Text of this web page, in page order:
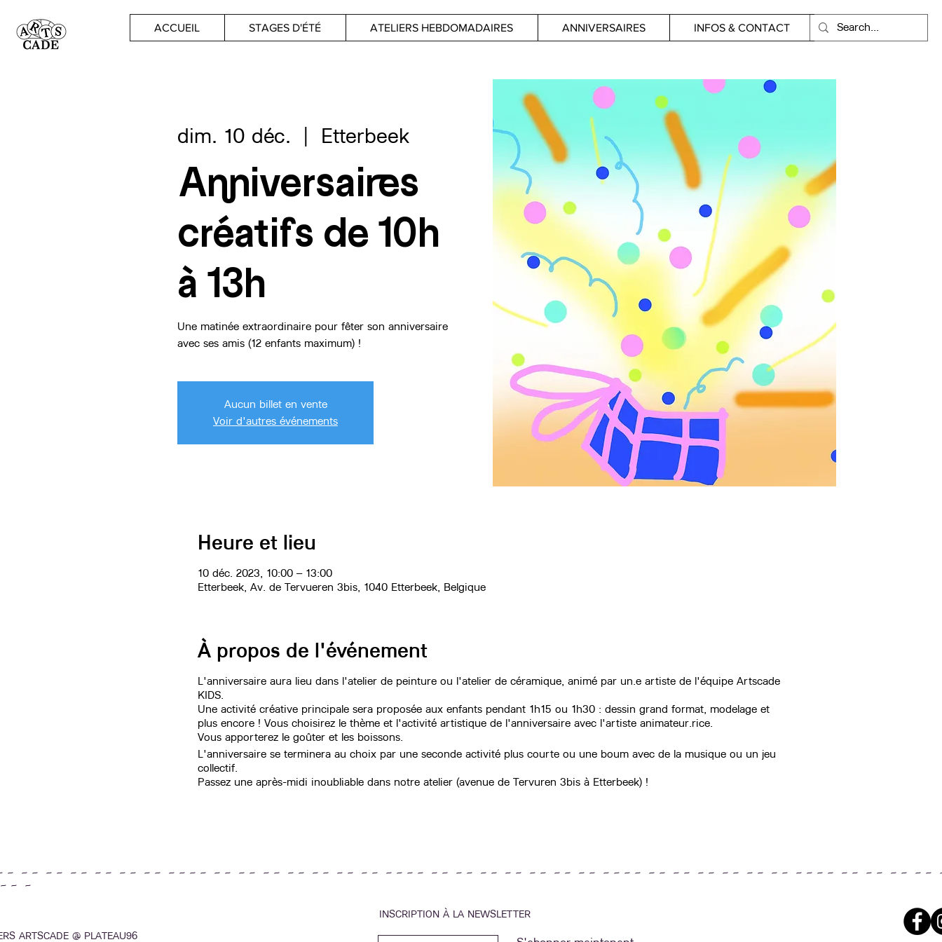
ACCUEIL STAGES D'ÉTÉ ATELIERS HEBDOMADAIRES ANNIVERSAIRES INFOS & CONTACT
dim. 10 déc. Etterbeek
Anniversaires
créatifs de 10h
à 13h
Une matinée extraordinaire pour fêter son anniversaire
avec ses amis (12 enfants maximum) !
Aucun billet en vente
Voir d'autres événements
Heure et lieu
10 déc. 2023, 10:00 – 13:00
Etterbeek, Av. de Tervueren 3bis, 1040 Etterbeek, Belgique
À propos de l'événement
L'anniversaire aura lieu dans l'atelier de peinture ou l'atelier de céramique, animé par un.e artiste de l'équipe Artscade
KIDS.
Une activité créative principale sera proposée aux enfants pendant 1h15 ou 1h30 : dessin grand format, modelage et
plus encore ! Vous choisirez le thème et l'activité artistique de l'anniversaire avec l'artiste animateur.rice.
Vous apporterez le goûter et les boissons.
L'anniversaire se terminera au choix par une seconde activité plus courte ou une boum avec de la musique ou un jeu
collectif.
Passez une après-midi inoubliable dans notre atelier (avenue de Tervuren 3bis à Etterbeek) !
~ ~ ~ ~ ~ ~ ~ ~ ~ ~ ~ ~ ~ ~ ~ ~ ~ ~ ~ ~ ~ ~ ~ ~ ~ ~ ~ ~ ~ ~ ~ ~ ~ ~ ~ ~ ~ ~ ~ ~ ~ ~ ~ ~ ~ ~ ~ ~ ~ ~ ~ ~ ~ ~ ~ ~ ~ ~ ~ ~ ~ ~ ~ ~ ~ ~ ~ ~ ~ ~ ~ ~ ~ ~ ~ ~ ~
~ ~
ARTSCADE @ PLATEAU96
INSCRIPTION À LA NEWSLETTER